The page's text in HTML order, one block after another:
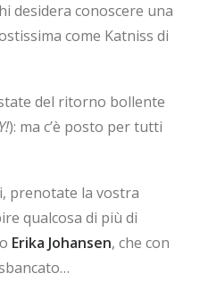
desidera conoscere una
come Katniss di
del ritorno bollente
): ma c’è posto per tutti
prenotate la vostra
qualcosa di più di
Erika Johansen, che con